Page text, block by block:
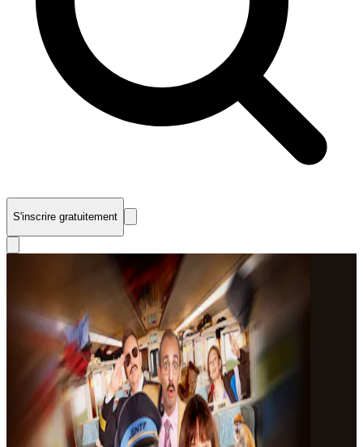
S'inscrire gratuitement